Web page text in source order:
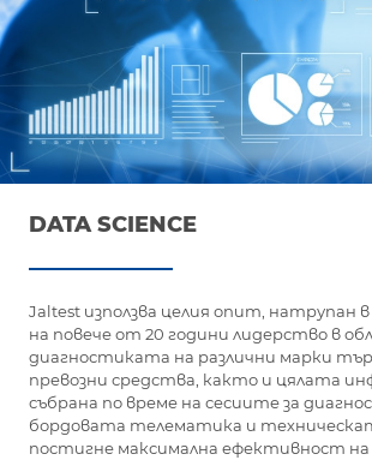
DATA SCIENCE
Jaltest използва целия опит, натрупан
на повече от 20 години лидерство в
диагностиката на различни марки
превозни средства, както и цялата
събрана по време на сесиите за
бордовата телематика и
постигне максимална ефективност